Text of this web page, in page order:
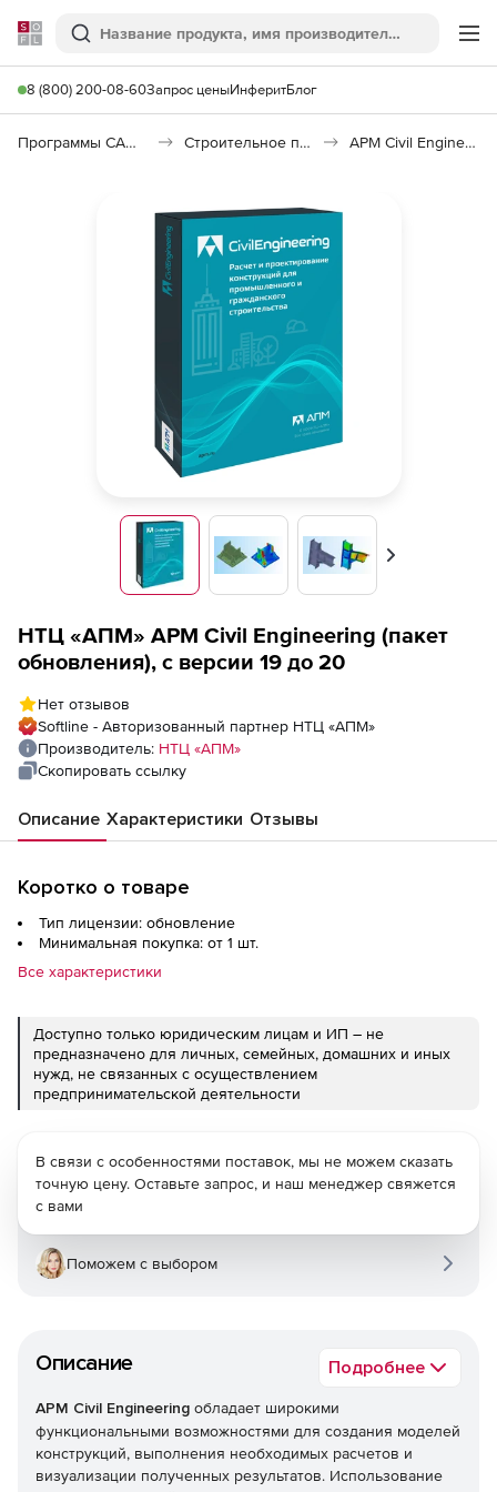
Softline
Поиск
8 (800) 200-08-60Запрос ценыИнферитБлог
Программы САПР и ГИС Строительное программное обеспечение APM Civil Engineering
Вперед
НТЦ «АПМ» АРМ Civil Engineering (пакет
обновления), с версии 19 до 20
Нет отзывов
Softline - Авторизованный партнер НТЦ «АПМ»
Производитель: НТЦ «АПМ»
Скопировать ссылку
Описание Характеристики Отзывы
Коротко о товаре
Тип лицензии: обновление
Минимальная покупка: от 1 шт.
Все характеристики
Доступно только юридическим лицам и ИП – не
предназначено для личных, семейных, домашних и иных
нужд, не связанных с осуществлением
предпринимательской деятельности
Описание Подробнее
APM Civil Engineering обладает широкими
функциональными возможностями для создания моделей
конструкций, выполнения необходимых расчетов и
визуализации полученных результатов. Использование
В связи с особенностями поставок, мы не можем сказать
точную цену. Оставьте запрос, и наш менеджер свяжется
с вами
Поможем с выбором